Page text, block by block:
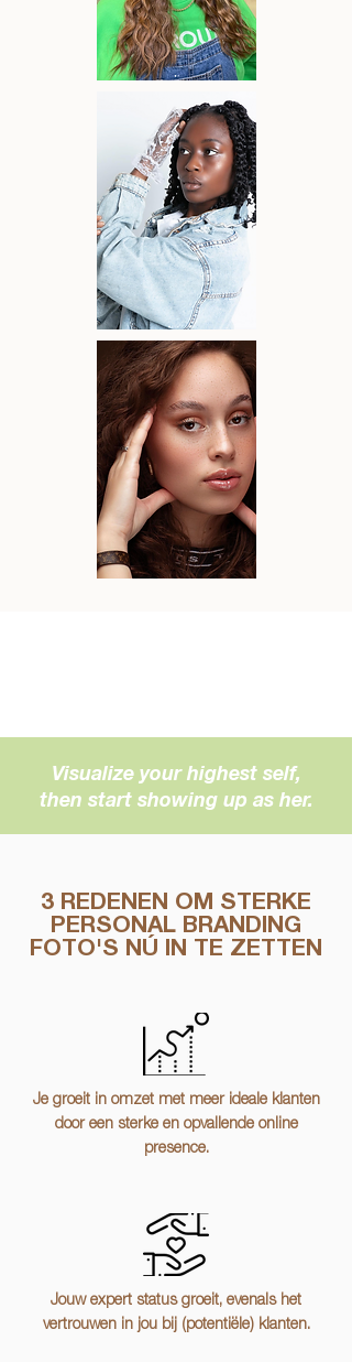
Visualize your highest self,
then start showing up as her.
3 REDENEN OM STERKE
PERSONAL BRANDING
FOTO'S NÚ IN TE ZETTEN
Je groeit in omzet met meer ideale klanten
door een sterke en opvallende online
presence.
Jouw expert status groeit, evenals het
vertrouwen in jou bij (potentiële) klanten.